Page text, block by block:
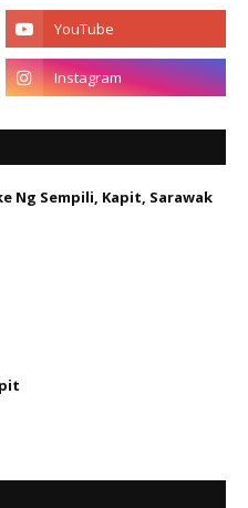
Ng Sempili, Kapit, Sarawak